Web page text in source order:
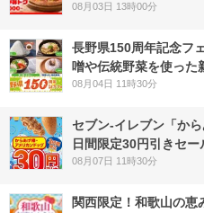
08月03日 13時00分
長野県150周年記念フ
噌や伝統野菜を使った
08月04日 11時30分
セブン‐イレブン「か
日間限定30円引きセー
08月07日 11時30分
関西限定！和歌山の恵